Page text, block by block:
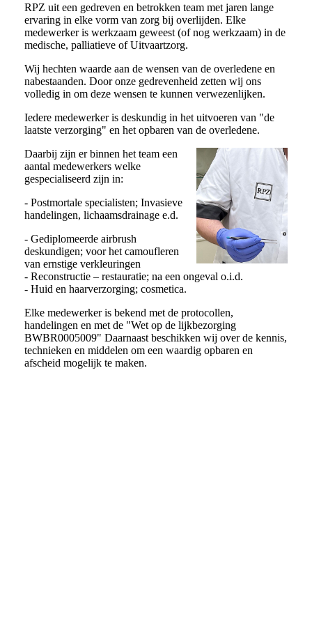
RPZ uit een gedreven en betrokken team met jaren lange
ervaring in elke vorm van zorg bij overlijden. Elke
medewerker is werkzaam geweest (of nog werkzaam) in de
medische, palliatieve of Uitvaartzorg.
Wij hechten waarde aan de wensen van de overledene en
nabestaanden. Door onze gedrevenheid zetten wij ons
volledig in om deze wensen te kunnen verwezenlijken.
Iedere medewerker is deskundig in het uitvoeren van "de
laatste verzorging" en het opbaren van de overledene.
Daarbij zijn er binnen het team een
aantal medewerkers welke
gespecialiseerd zijn in:
- Postmortale specialisten; Invasieve
handelingen, lichaamsdrainage e.d.
- Gediplomeerde airbrush
deskundigen; voor het camoufleren
van ernstige verkleuringen
- Reconstructie – restauratie; na een ongeval o.i.d.
- Huid en haarverzorging; cosmetica.
Elke medewerker is bekend met de protocollen,
handelingen en met de "Wet op de lijkbezorging
BWBR0005009" Daarnaast beschikken wij over de kennis,
technieken en middelen om een waardig opbaren en
afscheid mogelijk te maken.